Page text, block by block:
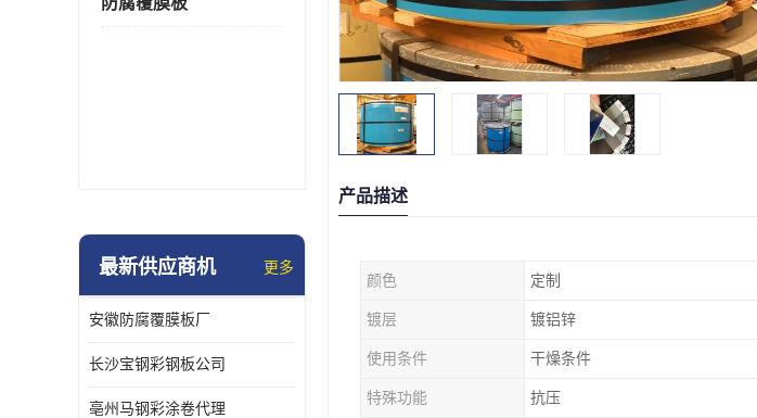
最新供应商机 更多
安徽防腐覆膜板厂
长沙宝钢彩钢板公司
亳州马钢彩涂卷代理
产品描述
颜色 定制
镀层 镀铝锌
使用条件 干燥条件
特殊功能 抗压